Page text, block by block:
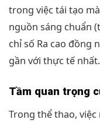
trong việc tái tạo
nguồn sáng chuẩn
chỉ số Ra cao đồng
gần với thực tế nhất.
Tầm quan trọng
Trong thể thao, việc